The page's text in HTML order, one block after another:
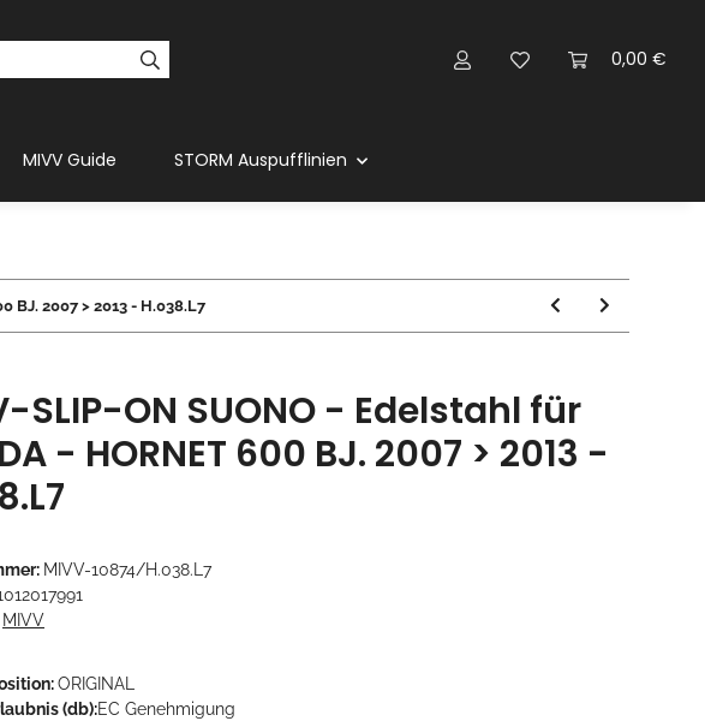
0,00 €
MIVV Guide STORM Auspufflinien
BJ. 2007 > 2013 - H.038.L7
SLIP-ON SUONO - Edelstahl für
- HORNET 600 BJ. 2007 > 2013 -
MIVV-10874/H.038.L7
MIVV
ORIGINAL
(db):EC Genehmigung